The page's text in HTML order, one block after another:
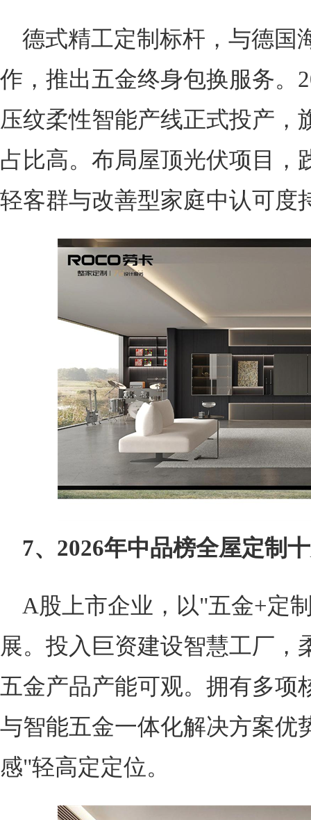
德式精工定制标杆，与德国
作，推出五金终身包换服务。
压纹柔性智能产线正式投产，
占比高。布局屋顶光伏项目，
轻客群与改善型家庭中认可度
7、2026年中品榜全屋定制
A股上市企业，以"五金+定
展。投入巨资建设智慧工厂，
五金产品产能可观。拥有多项
与智能五金一体化解决方案优
感"轻高定定位。